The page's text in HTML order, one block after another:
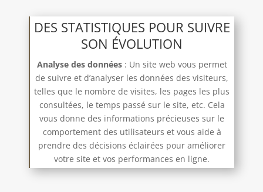
DES STATISTIQUES POUR SUIVRE
SON ÉVOLUTION
Analyse des données: Un site web vous permet
de suivre et d’analyser les données des visiteurs,
telles que le nombre de visites, les pages les plus
consultées, le temps passé sur le site, etc. Cela
vous donne des informations précieuses sur le
comportement des utilisateurs et vous aide à
prendre des décisions éclairées pour améliorer
votre site et vos performances en ligne.